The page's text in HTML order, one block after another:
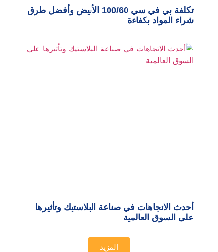
تكلفة بي في سي 100/60 الأبيض وأفضل طرق
شراء المواد بكفاءة
أحدث الاتجاهات في صناعة البلاستيك وتأثيرها
على السوق العالمية
المزيد